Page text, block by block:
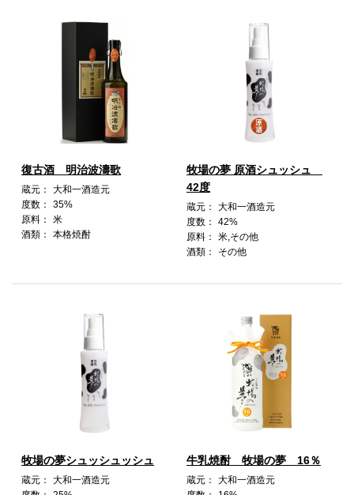
復古酒 明治波濤歌
蔵元：
大和一酒造元
度数：
35%
原料：
米
酒類：
本格焼酎
牧場の夢 原酒シュッシュ
42度
蔵元：
大和一酒造元
度数：
42%
原料：
米,その他
酒類：
その他
牧場の夢シュッシュッシュ
蔵元：
大和一酒造元
牛乳焼酎 牧場の夢 16％
蔵元：
大和一酒造元